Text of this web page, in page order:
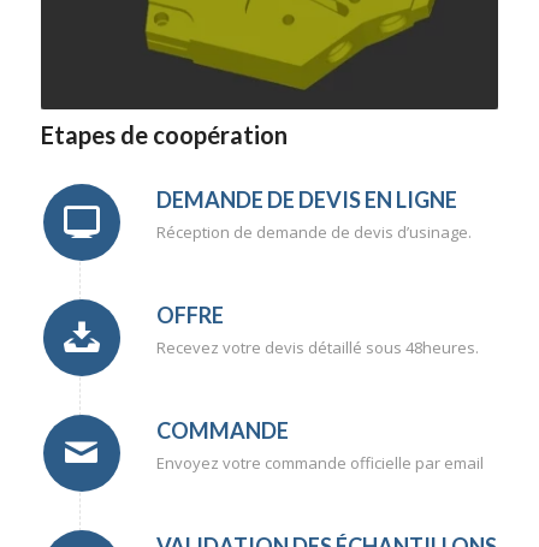
Etapes de coopération
DEMANDE DE DEVIS EN LIGNE
Réception de demande de devis d’usinage.
OFFRE
Recevez votre devis détaillé sous 48heures.
COMMANDE
Envoyez votre commande officielle par email